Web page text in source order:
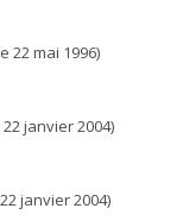
22 mai 1996)
janvier 2004)
janvier 2004)